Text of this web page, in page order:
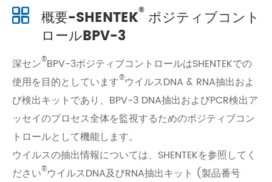
概要-SHENTEK®ポジティブコント
ロールBPV-3
深セン®BPV-3ポジティブコントロールはSHENTEKでの
使用を目的としています®ウイルスDNA & RNA抽出およ
び検出キットであり、BPV-3 DNA抽出およびPCR検出ア
ッセイのプロセス全体を監視するためのポジティブコン
トロールとして機能します。
ウイルスの抽出情報については、SHENTEKを参照してく
ださい®ウイルスDNA及びRNA抽出キット (製品番号